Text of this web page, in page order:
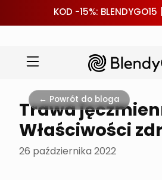
KOD -15%: BLENDYGO15 |
treści ← Powrót do bloga
Trawa
Właściwości
26 października 2022